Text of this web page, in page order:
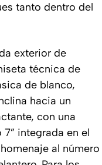
tanto dentro del
exterior de
técnica de
de blanco,
hacia un
con una
integrada en el
al número